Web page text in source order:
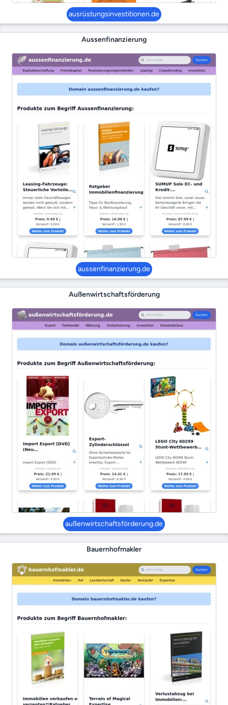
ausrüstungsinvestitionen.de
Aussenfinanzierung
aussenfinanzierung.de
Außenwirtschaftsförderung
außenwirtschaftsförderung.de
Bauernhofmakler